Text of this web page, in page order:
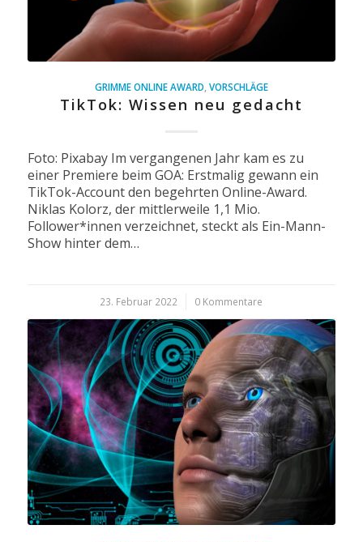
GRIMME ONLINE AWARD VORSCHLÄGE
TikTok: Wissen neu gedacht
Foto: Pixabay Im vergangenen Jahr kam es zu
einer Premiere beim GOA: Erstmalig gewann ein
TikTok-Account den begehrten Online-Award.
Niklas Kolorz, der mittlerweile 1,1 Mio.
Follower*innen verzeichnet, steckt als Ein-Mann-
Show hinter dem…
23. Februar 2022
/ 0 Kommentare